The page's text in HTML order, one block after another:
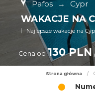
Pafos → Cypr
WAKACJE NA
Najlepsze wakacje na
Cena od 130 PLN
Strona główna /